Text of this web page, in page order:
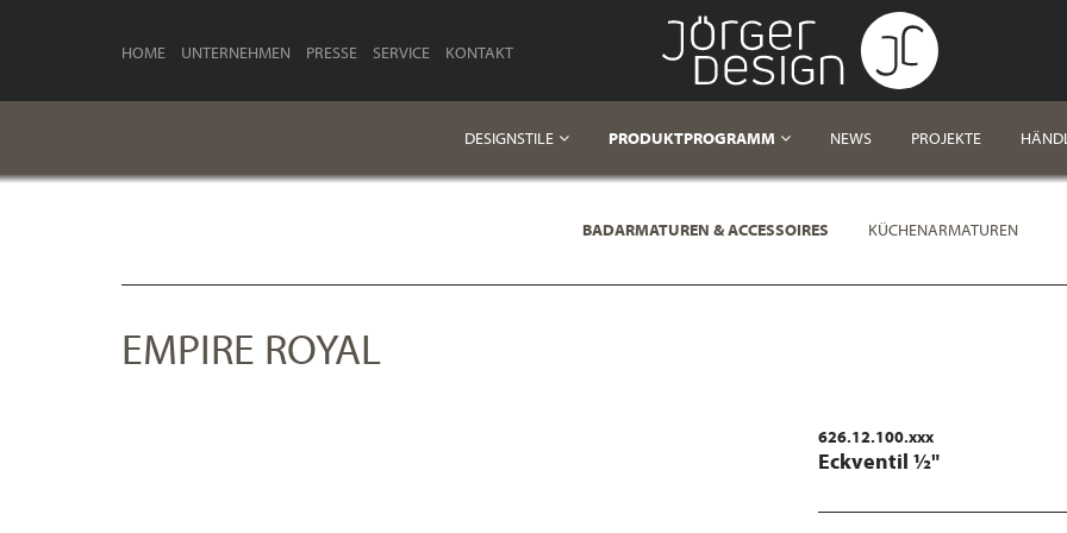
HOME UNTERNEHMEN PRESSE SERVICE KONTAKT
DESIGNSTILE PRODUKTPROGRAMM NEWS PROJEKTE
BADARMATUREN & ACCESSOIRES KÜCHENARMATUREN
EMPIRE ROYAL
626.12.100.xxx
Eckventil ½"